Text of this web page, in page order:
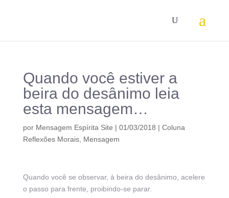
Quando você estiver a
beira do desânimo leia
esta mensagem…
por Mensagem Espírita Site | 01/03/2018 | Coluna
Reflexões Morais, Mensagem
Quando você se observar, à beira do desânimo, acelere
o passo para frente, proibindo-se parar.